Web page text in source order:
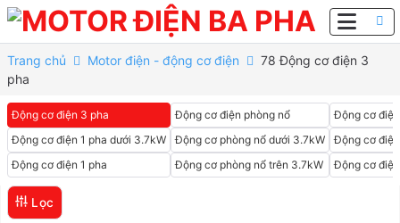
Bỏ
nội
dung
Tìm
kiếm:
Trang chủ Motor điện - động cơ điện
78 Động cơ điện 3
pha
Động cơ điện 1 pha dưới 3.7kW
Động cơ điện 1 pha
Động cơ điện 3 pha
Động cơ điện phòng nổ
Động cơ phòng nổ dưới 3.7kW
Động cơ phòng nổ trên 3.7kW
Động cơ
Động cơ
Động cơ
Lọc